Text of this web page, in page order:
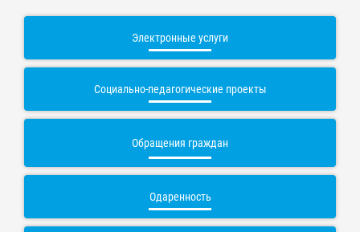
Электронные услуги
Социально-педагогические проекты
Обращения граждан
Одаренность